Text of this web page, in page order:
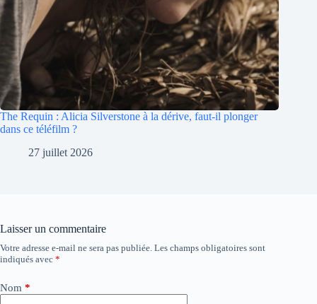
The Requin : Alicia Silverstone à la dérive, faut-il plonger
dans ce téléfilm ?
27 juillet 2026
Laisser un commentaire
Votre adresse e-mail ne sera pas publiée. Les champs obligatoires sont
indiqués avec *
Nom *
A
l
e